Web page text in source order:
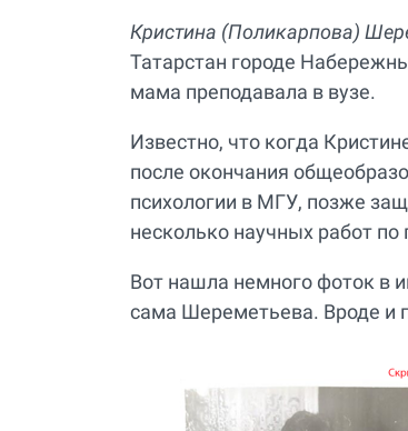
Кристина (Поликарпова)
Татарстан городе
мама преподавала в вузе.
Известно, что когда
после окончания
психологии в МГУ, позже
несколько научных работ по
Вот нашла немного фоток в
сама Шереметьева. Вроде и